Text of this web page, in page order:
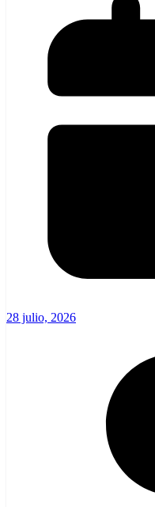
28 julio, 2026